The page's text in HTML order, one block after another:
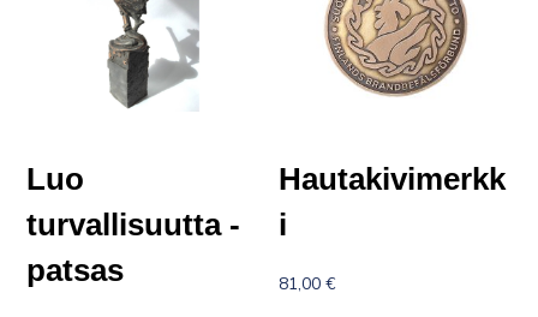
Luo
turvallisuutta -
patsas
Hautakivimerkk
i
81,00€